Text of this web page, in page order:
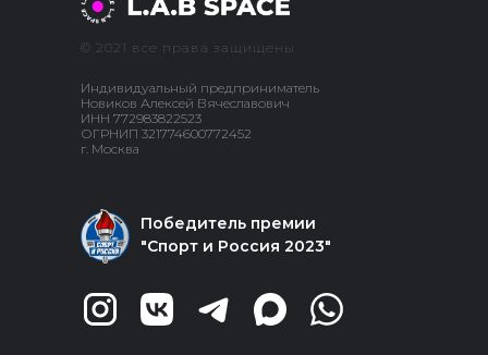
© 2021 все права защищены
Индивидуальный предприниматель
Новиков Алексей Вячеславович
ИНН 772983822523
ОГРНИП 321774600772452
г. Москва
Победитель премии
"Спорт и Россия 2023"